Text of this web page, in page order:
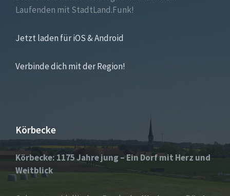
Laufenden mit StadtLand.Funk!
Jetzt laden für iOS & Android
Verbinde dich mit der Region!
Körbecke
Körbecke: 1175 Jahre jung – Ein Dorf mit Herz und
Weitblick